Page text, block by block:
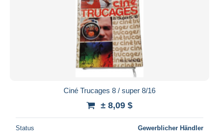
Ciné Trucages 8 / super 8/16
± 8,09 $
Status Gewerblicher Händler